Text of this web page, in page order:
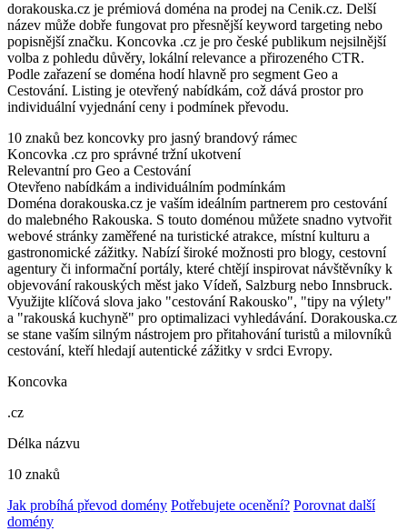
dorakouska.cz je prémiová doména na prodej na Cenik.cz. Delší
název může dobře fungovat pro přesnější keyword targeting nebo
popisnější značku. Koncovka .cz je pro české publikum nejsilnější
volba z pohledu důvěry, lokální relevance a přirozeného CTR.
Podle zařazení se doména hodí hlavně pro segment Geo a
Cestování. Listing je otevřený nabídkám, což dává prostor pro
individuální vyjednání ceny i podmínek převodu.
10 znaků bez koncovky pro jasný brandový rámec
Koncovka .cz pro správné tržní ukotvení
Relevantní pro Geo a Cestování
Otevřeno nabídkám a individuálním podmínkám
Doména dorakouska.cz je vaším ideálním partnerem pro cestování
do malebného Rakouska. S touto doménou můžete snadno vytvořit
webové stránky zaměřené na turistické atrakce, místní kulturu a
gastronomické zážitky. Nabízí široké možnosti pro blogy, cestovní
agentury či informační portály, které chtějí inspirovat návštěvníky k
objevování rakouských měst jako Vídeň, Salzburg nebo Innsbruck.
Využijte klíčová slova jako "cestování Rakousko", "tipy na výlety"
a "rakouská kuchyně" pro optimalizaci vyhledávání. Dorakouska.cz
se stane vaším silným nástrojem pro přitahování turistů a milovníků
cestování, kteří hledají autentické zážitky v srdci Evropy.
Koncovka
.cz
Délka názvu
10 znaků
Jak probíhá převod domény Potřebujete ocenění? Porovnat další
domény